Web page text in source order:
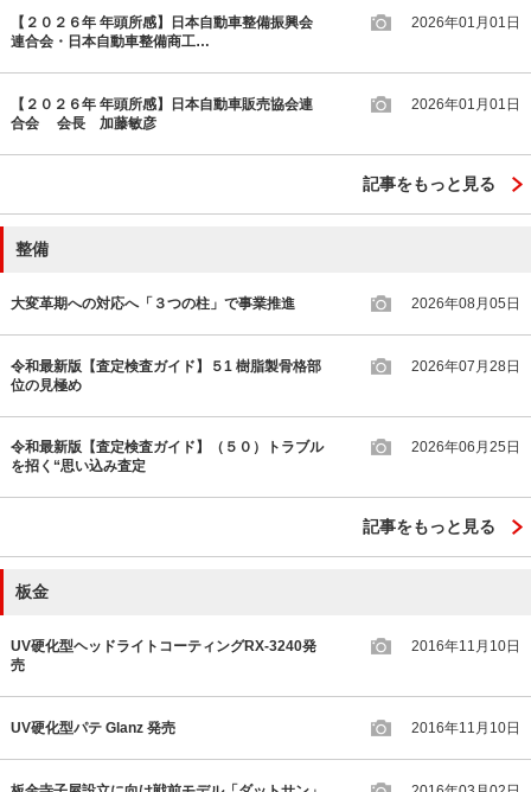
【２０２６年 年頭所感】日本自動車整備振興会
連合会・日本自動車整備商工…
2026年01月01日
【２０２６年 年頭所感】日本自動車販売協会連
合会 会長 加藤敏彦
2026年01月01日
記事をもっと見る
整備
大変革期への対応へ「３つの柱」で事業推進 2026年08月05日
令和最新版【査定検査ガイド】５1 樹脂製骨格部
位の見極め
2026年07月28日
令和最新版【査定検査ガイド】（５０）トラブル
を招く“思い込み査定
2026年06月25日
記事をもっと見る
板金
UV硬化型ヘッドライトコーティングRX-3240発
売
2016年11月10日
UV硬化型パテ Glanz 発売 2016年11月10日